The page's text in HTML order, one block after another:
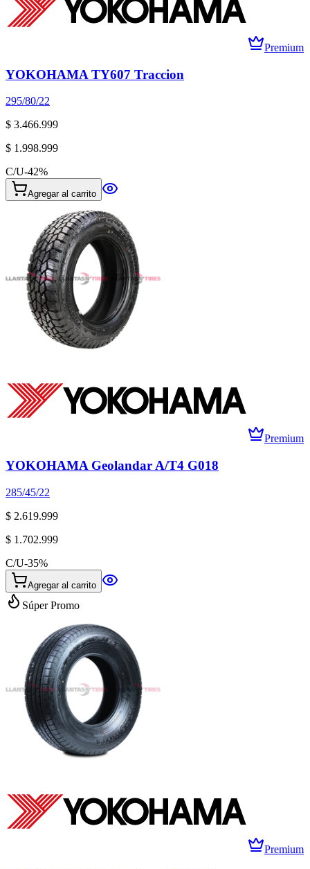
Premium
YOKOHAMA TY607 Traccion
295/80/22
$ 3.466.999
$ 1.998.999
C/U-42%
Agregar al carrito
Premium
YOKOHAMA Geolandar A/T4 G018
285/45/22
$ 2.619.999
$ 1.702.999
C/U-35%
Agregar al carrito
Súper Promo
Premium